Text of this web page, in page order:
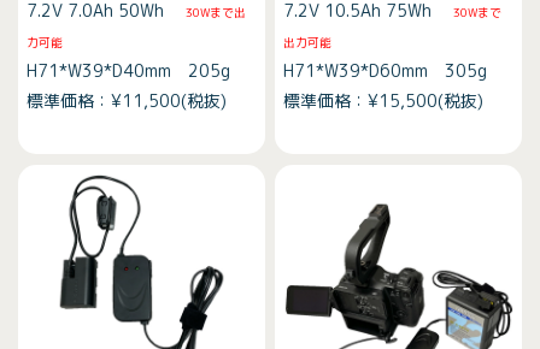
7.2V 7.0Ah 50Wh
30Wまで出
力可能
H71*W39*D40mm 205g
標準価格：¥11,500(税抜)
7.2V 10.5Ah 75Wh30Wまで
出力可能
H71*W39*D60mm 305g
標準価格：¥15,500(税抜)